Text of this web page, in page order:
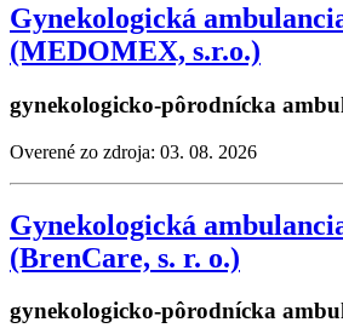
Gynekologická
(MEDOMEX, s.r.o.)
gynekologicko-pôrodnícka
Overené zo zdroja: 03. 08. 2026
Gynekologická
(BrenCare, s. r. o.)
gynekologicko-pôrodnícka